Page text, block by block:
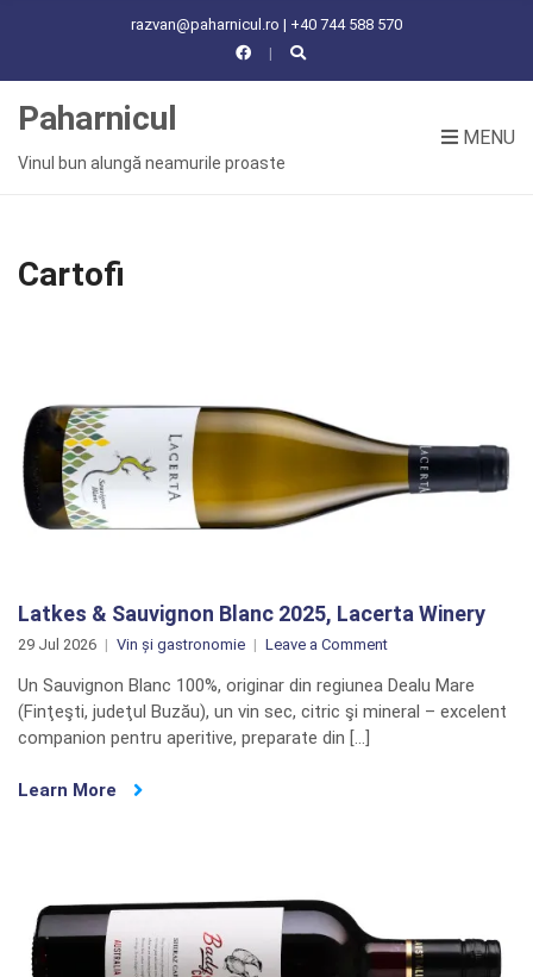
razvan@paharnicul.ro | +40 744 588 570
R
Paharnicul
Vinul bun alungă neamurile proaste
MENU
Cartofi
Latkes & Sauvignon Blanc 2025, Lacerta Winery
29 Jul 2026 Vin și gastronomie Leave a Commenton
&
Sauvignon
Un Sauvignon Blanc 100%, originar din regiunea Dealu Mare
(Finţeşti, judeţul Buzău), un vin sec, citric şi mineral – excelent
companion pentru aperitive, preparate din […]
Learn More